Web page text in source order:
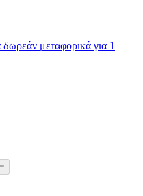
μεταφορικά για 1